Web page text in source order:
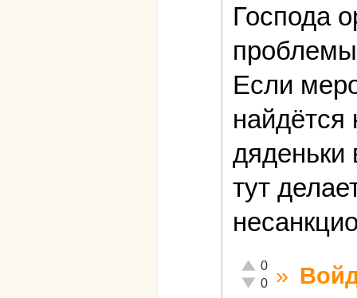
Господа
Если
найдётся
дяденьки
тут
Отлично!
0
Неадекватно!
0 »